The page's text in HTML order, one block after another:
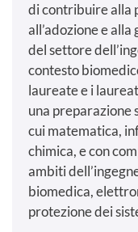
di contribuire alla
all’adozione e
del settore
contesto
laureate e i
una preparazione
cui matematica,
chimica, e con
ambiti
biomedica,
protezione dei